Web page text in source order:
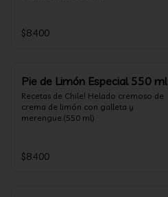
$8.400
Pie de Limón Especial 550 ml
Recetas de Chile! Helado cremoso de
crema de limón con galleta y
merengue.(550 ml)
$8.400